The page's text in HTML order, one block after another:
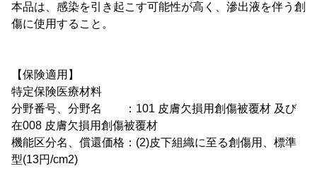
本品は、感染を引き起こす可能性が高く、滲出液を伴う創
傷に使用すること。
【保険適用】
特定保険医療材料
分野番号、分野名 ：101 皮膚欠損用創傷被覆材 及び
在008 皮膚欠損用創傷被覆材
機能区分名、償還価格：(2)皮下組織に至る創傷用、標準
型(13円/cm2)